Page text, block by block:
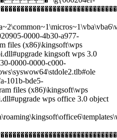
0000-4b30-a977-
files (x86)\kingsoft\wps
kingsoft wps 3.0
0000-0000-c000-
101b-bde5-
files (x86)\kingsoft\wps
wps office 3.0 object